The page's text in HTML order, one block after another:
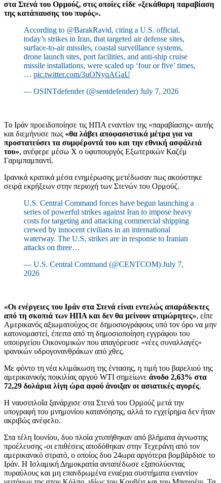
στα Στενά του Ορμούζ, στις οποίες είδε «ξεκάθαρη παραβίαση
της κατάπαυσης του πυρός».
According to @BarakRavid, citing a U.S. official,
today’s strikes in Iran, that targeted air defense sites,
surface-to-air missiles, coastal surveillance systems,
drone launch sites, port facilities, and anti-ship cruise
missile installations, were scaled up ‘four or five’ times,
… pic.twitter.com/3uONyqAGaU
— OSINTdefender (@sentdefender) July 7, 2026
Το Ιράν προειδοποίησε τις ΗΠΑ εναντίον της «παραβίασης» αυτής
και διεμήνυσε πως «θα λάβει αποφασιστικά μέτρα για να
προστατεύσει τα συμφέροντά του και την εθνική ασφάλειά
του», ανέφερε μέσω X ο υφυπουργός Εξωτερικών Καζέμ
Γαριμπαμπαντί.
Ιρανικά κρατικά μέσα ενημέρωσης μετέδωσαν πως ακούστηκε
σειρά εκρήξεων στην περιοχή των Στενών του Ορμούζ.
U.S. Central Command forces have begun launching a
series of powerful strikes against Iran to impose heavy
costs for targeting and attacking commercial shipping
crewed by innocent civilians in an international
waterway. The U.S. strikes are in response to Iranian
attacks on three…
— U.S. Central Command (@CENTCOM) July 7,
2026
«Οι ενέργειες του Ιράν στα Στενά είναι εντελώς απαράδεκτες
από τη σκοπιά των ΗΠΑ και δεν θα μείνουν ατιμώρητες», είπε
Αμερικανός αξιωματούχος σε δημοσιογράφους υπό τον όρο να μην
κατονομαστεί, έπειτα από τη δημοσιοποίηση εγγράφου του
υπουργείου Οικονομικών που απαγόρευσε «νέες συναλλαγές»
ιρανικών υδρογονανθράκων από χθες.
Με φόντο τη νέα κλιμάκωση της έντασης, η τιμή του βαρελιού της
αμερικανικής ποικιλίας αργού WTI σημείωνε άνοδο 2,63% στα
72,29 δολάρια λίγη ώρα αφού άνοιξαν οι ασιατικές αγορές.
Η ναυσιπλοΐα ξανάρχισε στα Στενά του Ορμούζ μετά την
υπογραφή του μνημονίου κατανόησης, αλλά το εγχείρημα δεν ήταν
ακριβώς ανέφελο.
Στα τέλη Ιουνίου, δυο πλοία χτυπήθηκαν από βλήματα άγνωστης
προέλευσης -οι επιθέσεις αποδόθηκαν στην Τεχεράνη από τον
αμερικανικό στρατό, ο οποίος δυο 24ωρα αργότερα βομβάρδισε το
Ιράν. Η Ισλαμική Δημοκρατία ανταπέδωσε εξαπολύοντας
πυραύλους και μη επανδρωμένα εναέρια συστήματα εναντίον